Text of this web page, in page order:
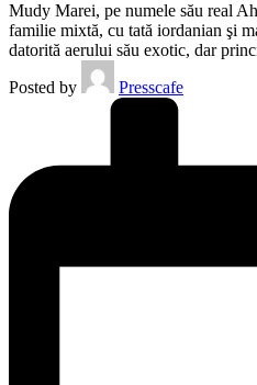
Mudy Marei, pe numele său real
familie mixtă, cu tată iordanian şi
datorită aerului său exotic, dar
Posted by
Presscafe